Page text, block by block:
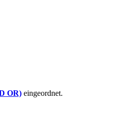
OR) eingeordnet.